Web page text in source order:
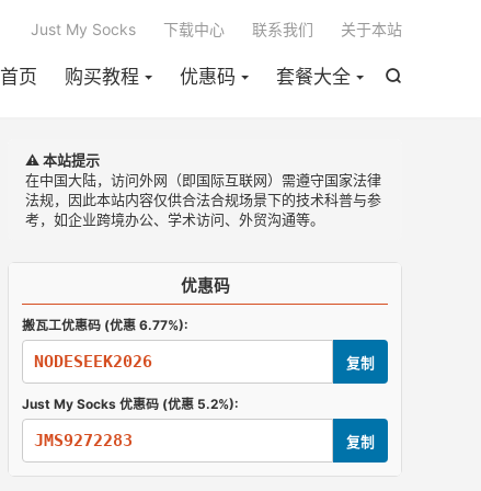

首页 购买教程 优惠码 套餐大全
Just My Socks 下载中心 联系我们 关于本站
⚠️ 本站提示
在中国大陆，访问外网（即国际互联网）需遵守国家法律
法规，因此本站内容仅供合法合规场景下的技术科普与参
考，如企业跨境办公、学术访问、外贸沟通等。
优惠码
搬瓦工优惠码 (优惠 6.77%):
NODESEEK2026 复制
Just My Socks 优惠码 (优惠 5.2%):
JMS9272283 复制